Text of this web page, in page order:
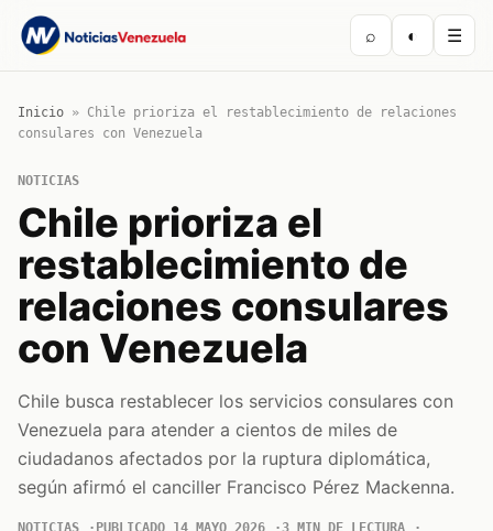
⌕ ◐ ☰
Inicio » Chile prioriza el restablecimiento de relaciones
consulares con Venezuela
NOTICIAS
Chile prioriza el
restablecimiento de
relaciones consulares
con Venezuela
Chile busca restablecer los servicios consulares con
Venezuela para atender a cientos de miles de
ciudadanos afectados por la ruptura diplomática,
según afirmó el canciller Francisco Pérez Mackenna.
NOTICIAS PUBLICADO 14 MAYO 2026
3 MIN DE LECTURA